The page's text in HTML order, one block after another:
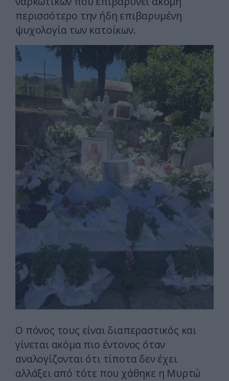
περισσότερο την ήδη επιβαρυμένη
ψυχολογία των κατοίκων.
Ο πόνος τους είναι διαπεραστικός και
γίνεται ακόμα πιο έντονος όταν
αναλογίζονται ότι τίποτα δεν έχει
αλλάξει από τότε που χάθηκε η Μυρτώ